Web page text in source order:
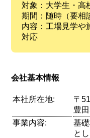
対象：大学生・高
期間：随時（要相
内容：工場見学や
対応
会社基本情報
本社所在地:
〒
豊
事業内容:
基
と